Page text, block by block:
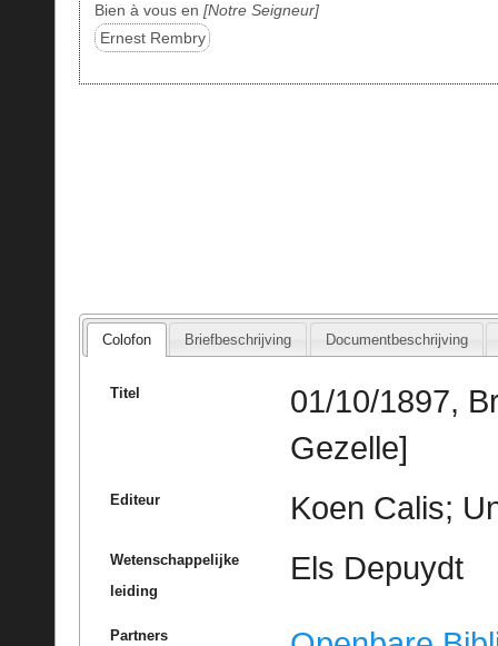
Bien à vous en Notre Seigneur
Ernest Rembry
Colofon Briefbeschrijving Documentbeschrijving
Titel
01/10/1897,
Gezelle]
Editeur Koen Calis;
Wetenschappelijke
leiding
Els Depuydt
Partners